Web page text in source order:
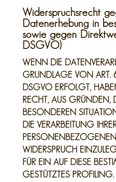
Widerspruchsrecht
Datenerhebung in
sowie gegen
DSGVO)
WENN DIE
GRUNDLAGE VON ART.
DSGVO ERFOLGT,
RECHT, AUS GRÜNDEN,
BESONDEREN
DIE VERARBEITUNG
WIDERSPRUCH
FÜR EIN AUF DIESE
GESTÜTZTES